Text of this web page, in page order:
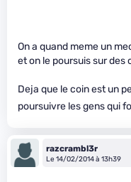
On a quand meme un
et on le poursuis sur des
Deja que le coin est un
poursuivre les gens qui
razcrambl3r
Le 14/02/2014 à 13h39